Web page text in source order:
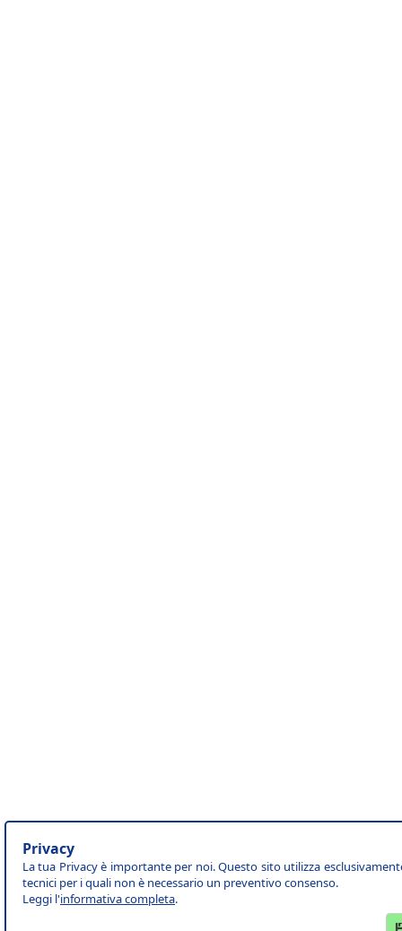
Privacy
La tua Privacy è importante per noi. Questo sito utilizza
tecnici per i quali non è necessario un preventivo consenso.
Leggi l'informativa completa.